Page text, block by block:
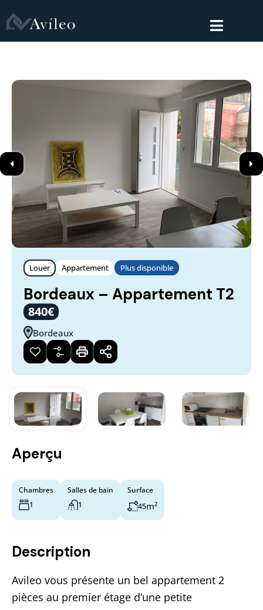
Louer Appartement Plus disponible
Bordeaux – Appartement T2
840€
Bordeaux
Aperçu
Chambres
1
Salles de bain
1
Surface
45m²
Description
Avileo vous présente un bel appartement 2
pièces au premier étage d’une petite